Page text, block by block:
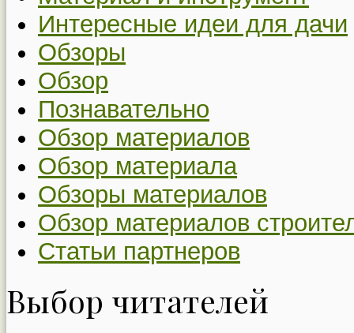
Интересные идеи для дачи
Обзоры
Обзор
Познавательно
Обзор материалов
Обзор материала
Обзоры материалов
Обзор материалов
Статьи партнеров
Выбор читателей